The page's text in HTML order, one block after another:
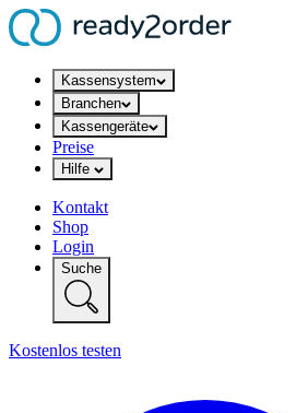
Kassensystem
Branchen
Kassengeräte
Preise
Hilfe
Kontakt
Shop
Login
Suche
Kostenlos testen